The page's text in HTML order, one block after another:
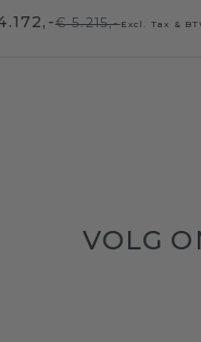
€ 5.215,-Excl. Tax &
VOLG